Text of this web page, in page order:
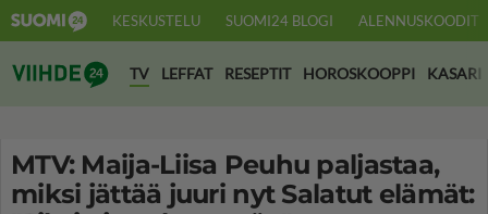
KESKUSTELU SUOMI24 BLOGI ALENNUSKOODIT
Suomi24 Viihde
TV LEFFAT RESEPTIT HOROSKOOPPI KASARI
MTV: Maija-Liisa Peuhu paljastaa,
miksi jättää juuri nyt Salatut elämät: